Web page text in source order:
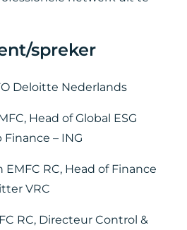
spreker
Deloitte Nederlands
Head of Global ESG
– ING
RC, Head of Finance
VRC
RC, Directeur Control &